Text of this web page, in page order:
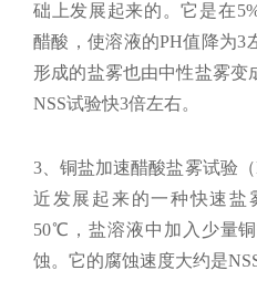
础上发展起来的。它是在
醋酸，使溶液的PH值降为3
形成的盐雾也由中性盐雾变
NSS试验快3倍左右。
3、铜盐加速醋酸盐雾试验
近发展起来的一种快速盐
50℃，盐溶液中加入少量
蚀。它的腐蚀速度大约是